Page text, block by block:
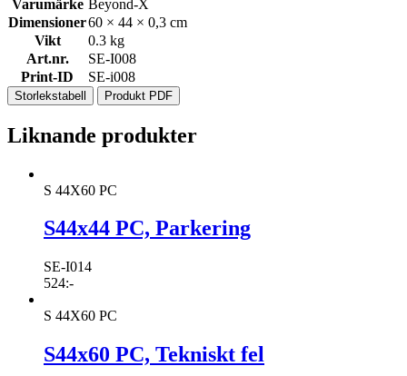
Varumärke Beyond-X
Dimensioner60 × 44 × 0,3 cm
Vikt
0.3 kg
Art.nr.
SE-I008
Print-ID
SE-i008
Storlekstabell Produkt PDF
Liknande produkter
S 44X60 PC
S44x44 PC, Parkering
SE-I014
524:-
S 44X60 PC
S44x60 PC, Tekniskt fel